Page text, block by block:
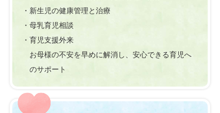
・新生児の健康管理と治療
・母乳育児相談
・育児支援外来
お母様の不安を早めに解消し、安心できる育児へ
のサポート